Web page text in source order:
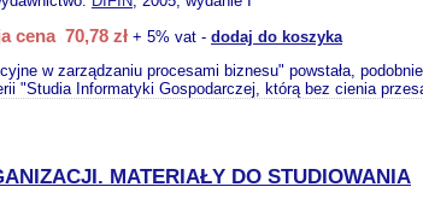
cena 70,78 zł + 5% vat - dodaj do koszyka
w zarządzaniu procesami biznesu" powstała,
"Studia Informatyki Gospodarczej, którą bez cienia
MATERIAŁY DO STUDIOWANIA